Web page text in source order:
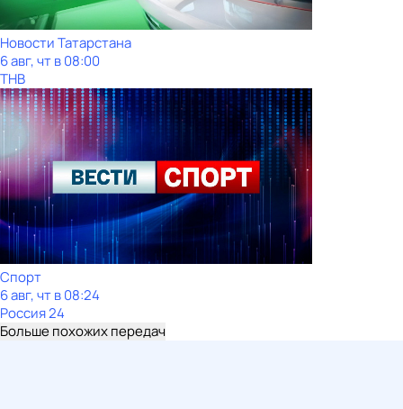
Новости Татарстана
6 авг, чт в 08:00
ТНВ
Спорт
6 авг, чт в 08:24
Россия 24
Больше похожих передач